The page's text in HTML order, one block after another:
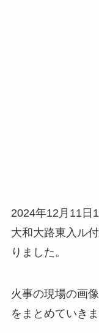
2024年12月11日
大和大路東入ル
りました。
火事の現場の画
をまとめていきま